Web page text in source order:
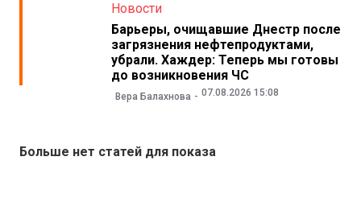
Новости
Барьеры, очищавшие Днестр после
загрязнения нефтепродуктами,
убрали. Хаждер: Теперь мы готовы
до возникновения ЧС
Вера Балахнова 07.08.2026 15:08
Больше нет статей для показа